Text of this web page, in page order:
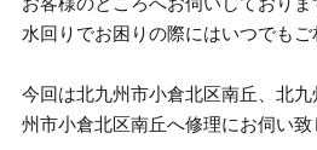
水回りでお困りの際にはいつでもご
今回は北九州市小倉北区南丘、北
州市小倉北区南丘へ修理にお伺い致